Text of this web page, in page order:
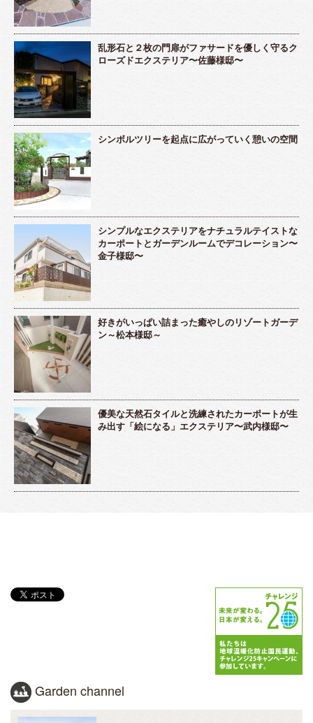
乱形石と２枚の門扉がファサードを優しく守るク
ローズドエクステリア〜佐藤様邸〜
シンボルツリーを起点に広がっていく憩いの空間
シンプルなエクステリアをナチュラルテイストな
カーポートとガーデンルームでデコレーション〜
金子様邸〜
好きがいっぱい詰まった癒やしのリゾートガーデ
ン～松本様邸～
優美な天然石タイルと洗練されたカーポートが生
み出す「絵になる」エクステリア〜武内様邸〜
Garden channel